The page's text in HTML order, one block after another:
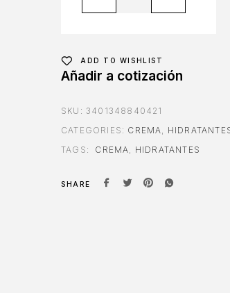
ADD TO WISHLIST
Añadir a cotización
SKU: 3401348840421
CATEGORIES: CREMA,
TAGS:
CREMA, HIDRATANTES
SHARE